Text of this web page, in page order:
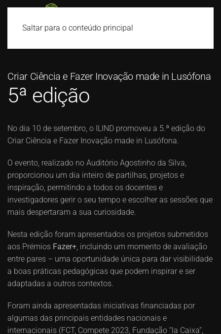
Saltar para o conteúdo principal
Criar Ciência e Fazer Inovação made in Lusófona
5ª edição
No dia 10 de setembro, o ILIND promoveu a 5.ª edição do
Criar Ciência e Fazer Inovação made in Lusófona.
O evento, realizado no Auditório Agostinho da Silva,
proporcionou um dia inteiro de partilhas, projetos e
inspiração, permitindo a todos os docentes e
investigadores gerir o seu tempo e escolher as sessões que
mais despertaram a sua curiosidade.
Nesta edição foram apresentados os projetos submetidos
aos Prémios Fazer+, incluindo um momento de avaliação
entre pares – uma oportunidade única para dar visibilidade
a boas práticas pedagógicas que podem inspirar e ser
adaptadas a outros contextos.
Foram ainda apresentadas iniciativas financiadas por
algumas das principais entidades nacionais e
internacionais (FCT, Compete 2023, Fundação “la Caixa”,